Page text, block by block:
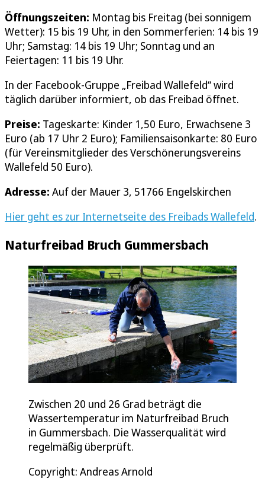
Öffnungszeiten: Montag bis Freitag (bei sonnigem
Wetter): 15 bis 19 Uhr, in den Sommerferien: 14 bis 19
Uhr; Samstag: 14 bis 19 Uhr; Sonntag und an
Feiertagen: 11 bis 19 Uhr.
In der Facebook-Gruppe „Freibad Wallefeld“ wird
täglich darüber informiert, ob das Freibad öffnet.
Preise: Tageskarte: Kinder 1,50 Euro, Erwachsene 3
Euro (ab 17 Uhr 2 Euro); Familiensaisonkarte: 80 Euro
(für Vereinsmitglieder des Verschönerungsvereins
Wallefeld 50 Euro).
Adresse: Auf der Mauer 3, 51766 Engelskirchen
Hier geht es zur Internetseite des Freibads Wallefeld.
Naturfreibad Bruch Gummersbach
Zwischen 20 und 26 Grad beträgt die
Wassertemperatur im Naturfreibad Bruch
in Gummersbach. Die Wasserqualität wird
regelmäßig überprüft.
Copyright: Andreas Arnold